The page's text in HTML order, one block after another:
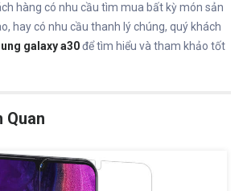
hàng có nhu cầu tìm mua bất kỳ món sản
hay có nhu cầu thanh lý chúng, quý khách
galaxy a30để tìm hiểu và tham khảo tốt
Quan